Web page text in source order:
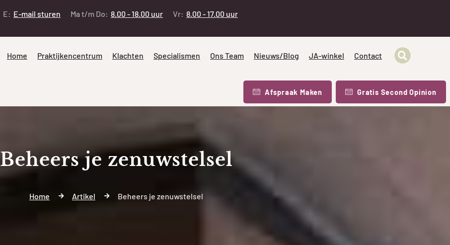
E: E-mail sturen Ma t/m Do: 8.00 - 18.00 uur Vr: 8.00 - 17.00 uur
Home Praktijkencentrum Klachten Specialismen Ons Team Nieuws/Blog JA-winkel Contact
Afspraak Maken Gratis Second Opinion
Beheers je zenuwstelsel
Home Artikel Beheers je zenuwstelsel